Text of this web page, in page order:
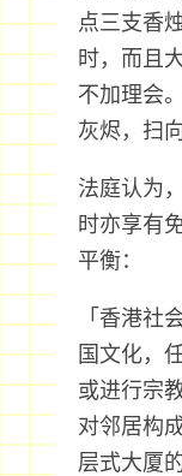
点三支香
时，而且
不加理会
灰烬，扫
法庭认为
时亦享有
平衡：
「香港社
国文化，
或进行宗
对邻居构
层式大厦